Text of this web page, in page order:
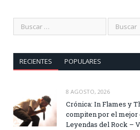
RECIENTES POPULARES
8 AGOSTO, 2026
Crónica: In Flames y
compiten por el mejor
Leyendas del Rock –